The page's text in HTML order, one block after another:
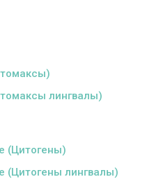
лингвалы)
(Цитогены)
(Цитогены лингвалы)